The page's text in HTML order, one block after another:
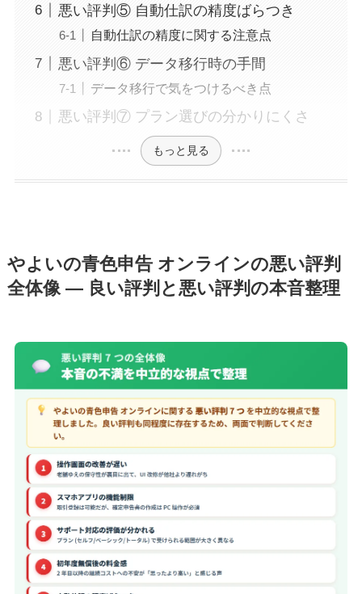
悪い評判⑤ 自動仕訳の精度ばらつき
自動仕訳の精度に関する注意点
悪い評判⑥ データ移行時の手間
データ移行で気をつけるべき点
悪い評判⑦ プラン選びの分かりにくさ
もっと見る
やよいの青色申告 オンラインの悪い評判
全体像 — 良い評判と悪い評判の本音整理